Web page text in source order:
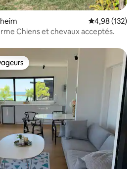
Évaluation
4,98 (132)
Chiens et chevaux acceptés.
les plus appréciés